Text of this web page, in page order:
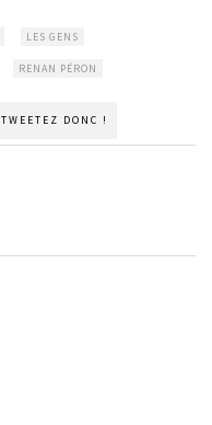
LES GENS
RENAN PÉRON
TWEETEZ DONC !